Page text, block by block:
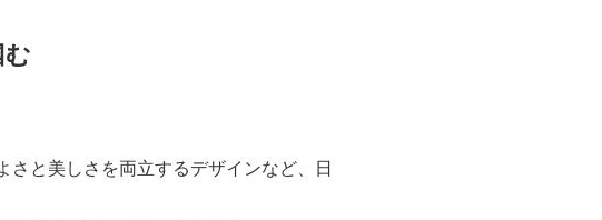
と美しさを両立するデザインなど、日